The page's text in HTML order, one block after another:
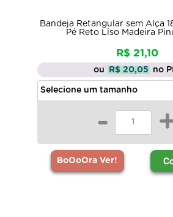
Bandeja Retangular sem Alça
Pé Reto Liso Madeira
R$ 21,10
ou R$ 20,05 no
-
BoOoOra Ver!